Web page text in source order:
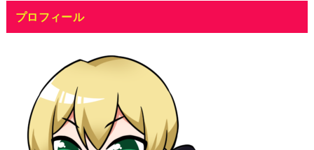
プロフィール